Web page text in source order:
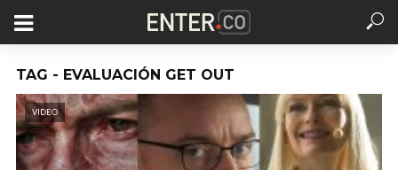
TAG - EVALUACIÓN GET OUT
VIDEO